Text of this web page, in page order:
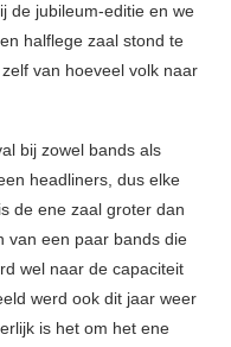
de jubileum-editie en we
halflege zaal stond te
van hoeveel volk naar
bij zowel bands als
headliners, dus elke
de ene zaal groter dan
van een paar bands die
wel naar de capaciteit
werd ook dit jaar weer
is het om het ene